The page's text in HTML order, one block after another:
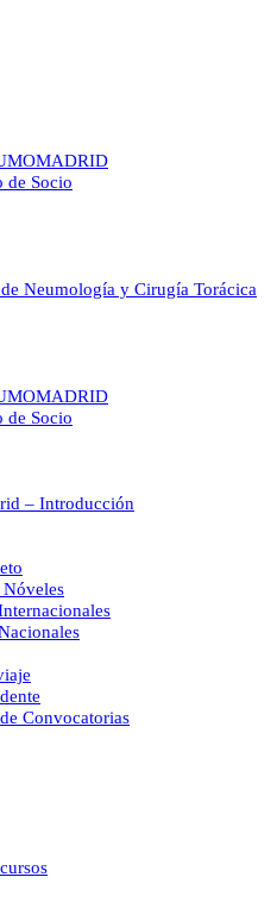
de Socio
Neumología y Cirugía Torácica
de Socio
– Introducción
Nóveles
Convocatorias